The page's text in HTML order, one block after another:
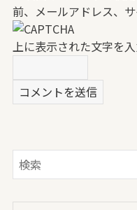
前、メールアドレス、サ
上に表示された文字を入